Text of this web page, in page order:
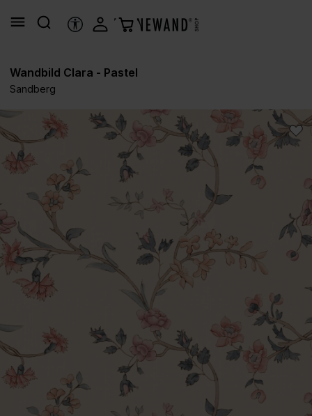
springen
HILFSTOOLS
Bildergalerie überspringen
Wandbild Clara - Pastel
Sandberg